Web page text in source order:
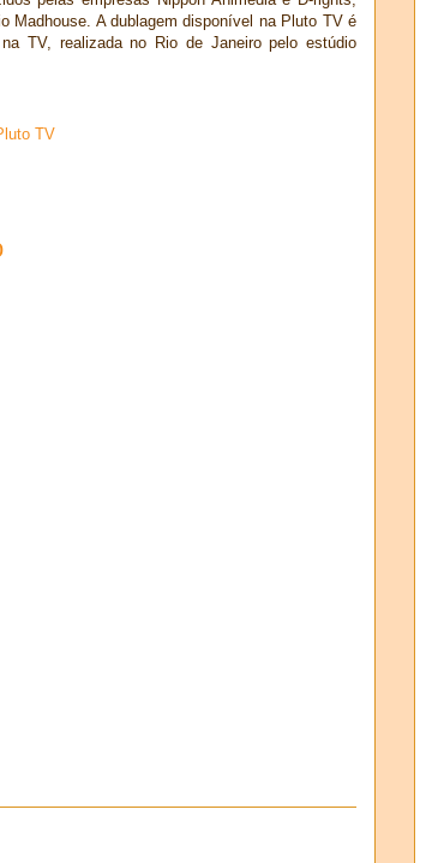
Madhouse. A dublagem disponível na Pluto TV é
TV, realizada no Rio de Janeiro pelo estúdio
TV